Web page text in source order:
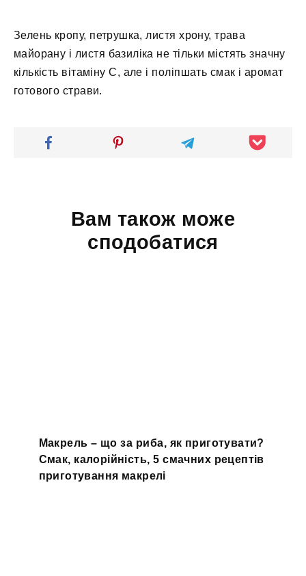
Зелень кропу, петрушка, листя хрону, трава
майорану і листя базиліка не тільки містять значну
кількість вітаміну С, але і поліпшать смак і аромат
готового страви.
Вам також може
сподобатися
Макрель – що за риба, як приготувати?
Смак, калорійність, 5 смачних рецептів
приготування макрелі